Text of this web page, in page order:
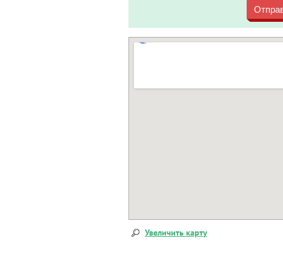
Увеличить карту